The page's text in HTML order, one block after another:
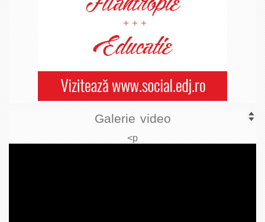
Galerie video
<p